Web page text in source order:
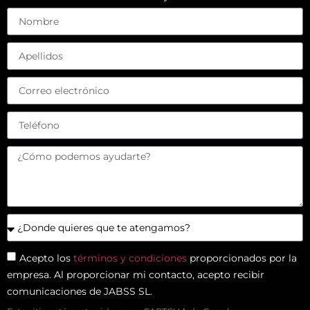
Acepto los términos y condiciones proporcionados por la
empresa. Al proporcionar mi contacto, acepto recibir
comunicaciones de JABSS SL.